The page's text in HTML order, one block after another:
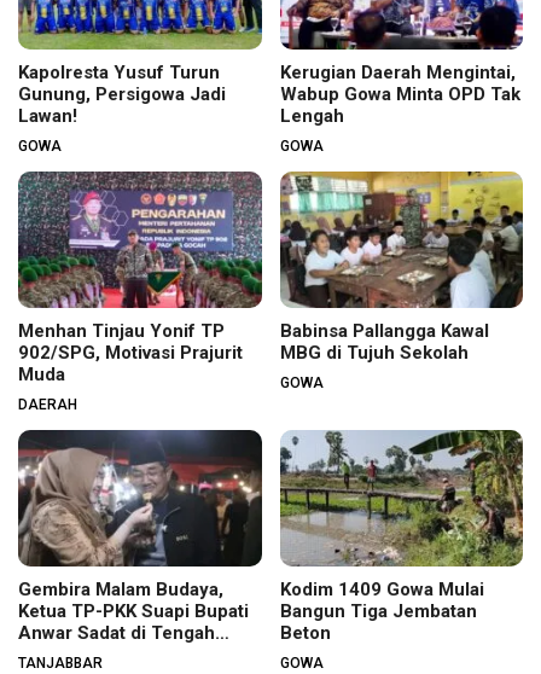
Kapolresta Yusuf Turun
Gunung, Persigowa Jadi
Lawan!
GOWA
Kerugian Daerah Mengintai,
Wabup Gowa Minta OPD Tak
Lengah
GOWA
Menhan Tinjau Yonif TP
902/SPG, Motivasi Prajurit
Muda
DAERAH
Babinsa Pallangga Kawal
MBG di Tujuh Sekolah
GOWA
Gembira Malam Budaya,
Ketua TP-PKK Suapi Bupati
Anwar Sadat di Tengah
Warga
TANJABBAR
Kodim 1409 Gowa Mulai
Bangun Tiga Jembatan
Beton
GOWA